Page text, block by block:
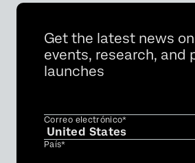
Get the latest news
events, research, and
launches
Correo electrónico*
País*